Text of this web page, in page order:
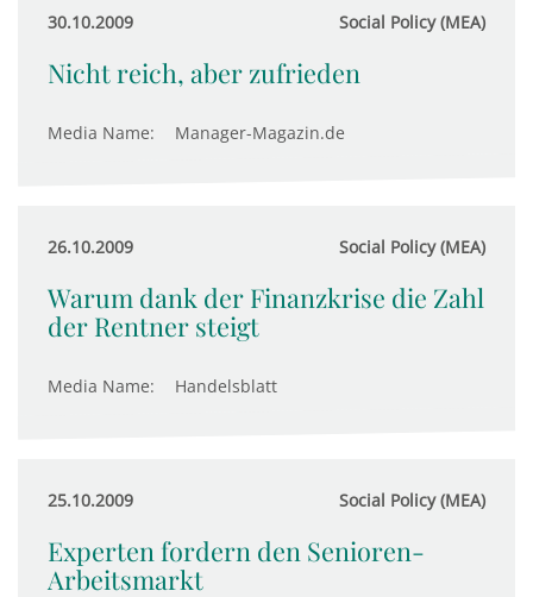
30.10.2009 Social Policy (MEA)
Nicht reich, aber zufrieden
Media Name: Manager-Magazin.de
26.10.2009 Social Policy (MEA)
Warum dank der Finanzkrise die Zahl
der Rentner steigt
Media Name: Handelsblatt
25.10.2009 Social Policy (MEA)
Experten fordern den Senioren-
Arbeitsmarkt